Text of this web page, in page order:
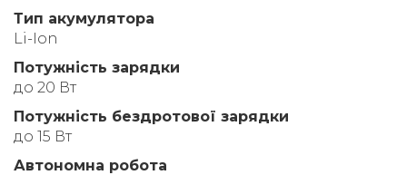
Тип акумулятора
Li-Ion
Потужність зарядки
до 20 Вт
Потужність бездротової зарядки
до 15 Вт
Автономна робота